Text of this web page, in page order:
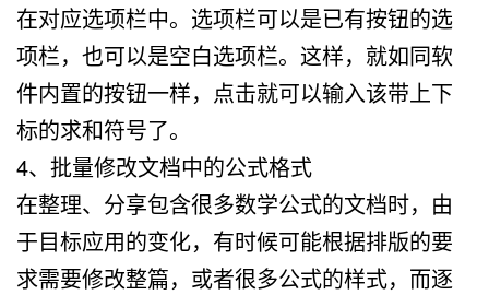
在对应选项栏中。选项栏可以是已有按钮的选
项栏，也可以是空白选项栏。这样，就如同软
件内置的按钮一样，点击就可以输入该带上下
标的求和符号了。
4、批量修改文档中的公式格式
在整理、分享包含很多数学公式的文档时，由
于目标应用的变化，有时候可能根据排版的要
求需要修改整篇，或者很多公式的样式，而逐